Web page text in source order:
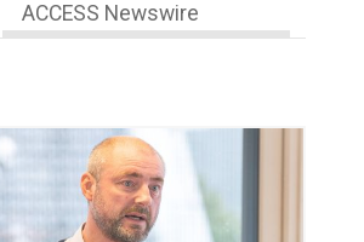
ACCESS Newswire